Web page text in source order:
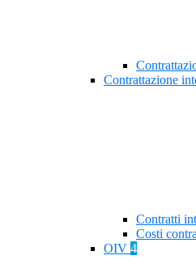
Contrattazione
Contratti
Costi
OIV 4